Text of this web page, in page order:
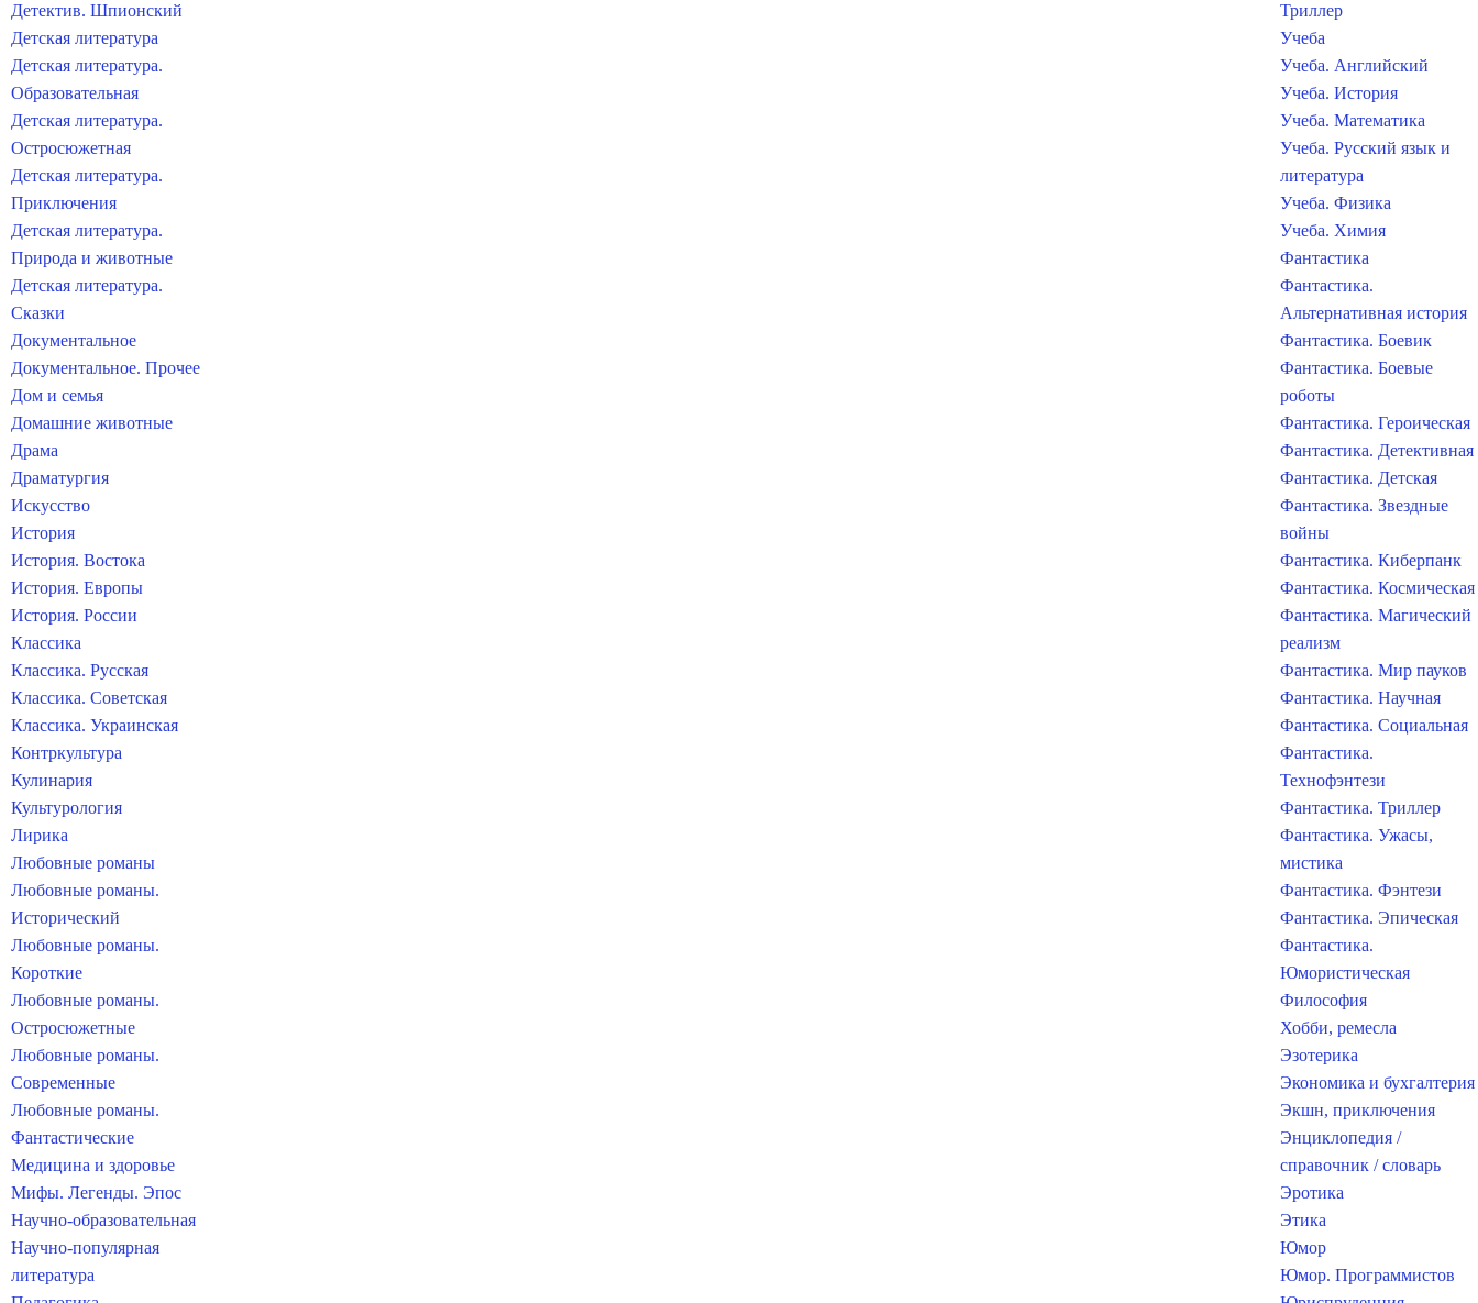
Детектив. Шпионский
Детская литература
Детская литература.
Образовательная
Детская литература.
Остросюжетная
Детская литература.
Приключения
Детская литература.
Природа и животные
Детская литература.
Сказки
Документальное
Документальное. Прочее
Дом и семья
Домашние животные
Драма
Драматургия
Искусство
История
История. Востока
История. Европы
История. России
Классика
Классика. Русская
Классика. Советская
Классика. Украинская
Контркультура
Кулинария
Культурология
Лирика
Любовные романы
Любовные романы.
Исторический
Любовные романы.
Короткие
Любовные романы.
Остросюжетные
Любовные романы.
Современные
Любовные романы.
Фантастические
Медицина и здоровье
Мифы. Легенды. Эпос
Научно-образовательная
Научно-популярная
литература
Триллер
Учеба
Учеба. Английский
Учеба. История
Учеба. Математика
Учеба. Русский язык и
литература
Учеба. Физика
Учеба. Химия
Фантастика
Фантастика.
Альтернативная история
Фантастика. Боевик
Фантастика. Боевые
роботы
Фантастика. Героическая
Фантастика. Детективная
Фантастика. Детская
Фантастика. Звездные
войны
Фантастика. Киберпанк
Фантастика. Космическая
Фантастика. Магический
реализм
Фантастика. Мир пауков
Фантастика. Научная
Фантастика. Социальная
Фантастика.
Технофэнтези
Фантастика. Триллер
Фантастика. Ужасы,
мистика
Фантастика. Фэнтези
Фантастика. Эпическая
Фантастика.
Юмористическая
Философия
Хобби, ремесла
Эзотерика
Экономика и бухгалтерия
Экшн, приключения
Энциклопедия /
справочник / словарь
Эротика
Этика
Юмор
Юмор. Программистов